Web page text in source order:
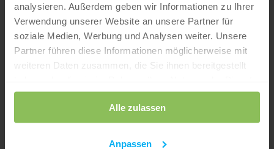
analysieren. Außerdem geben wir Informationen zu Ihrer
Verwendung unserer Website an unsere Partner für
soziale Medien, Werbung und Analysen weiter. Unsere
Partner führen diese Informationen möglicherweise mit
weiteren Daten zusammen, die Sie ihnen bereitgestellt
gesammelt haben.
Alle zulassen
Anpassen